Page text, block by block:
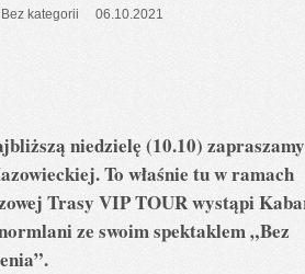
Bez kategorii 06.10.2021
niedzielę (10.10)
To właśnie tu w ramach
Trasy VIP TOUR wystąpi
ze swoim spektaklem „Bez